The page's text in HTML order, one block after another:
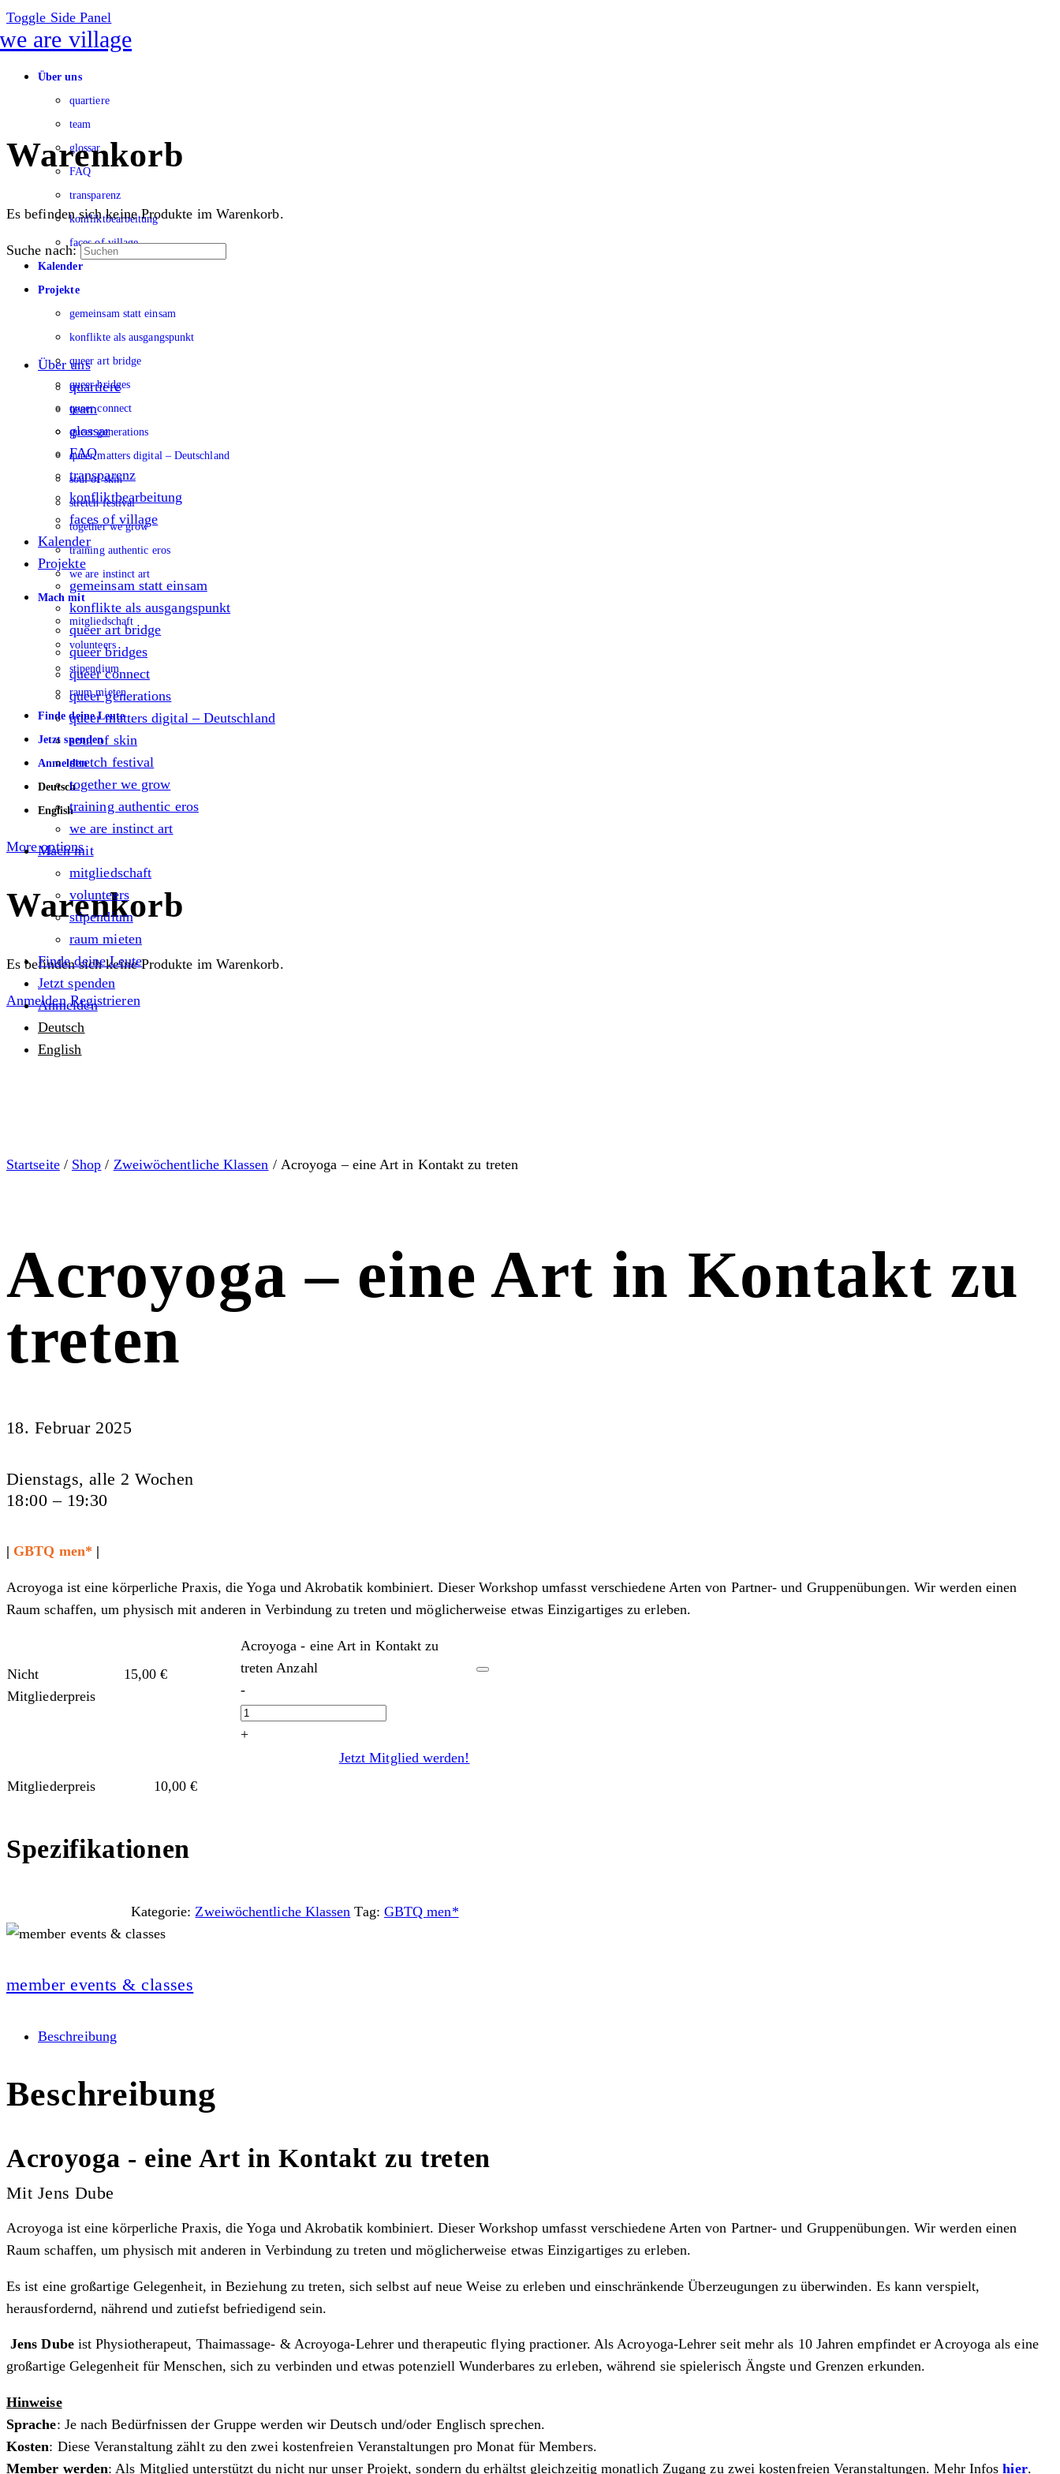
Toggle Side Panel
Über uns
quartiere
team
glossar
FAQ
transparenz
konfliktbearbeitung
faces of village
Kalender
Projekte
gemeinsam statt einsam
konflikte als ausgangspunkt
queer art bridge
queer bridges
queer connect
queer generations
queer matters digital – Deutschland
soul of skin
stretch festival
together we grow
training authentic eros
we are instinct art
Mach mit
mitgliedschaft
volunteers
stipendium
raum mieten
Finde deine Leute
Jetzt spenden
Anmelden
Deutsch
English
More options
Warenkorb
Es befinden sich keine Produkte im Warenkorb.
Anmelden Registrieren
Warenkorb
Es befinden sich keine Produkte im Warenkorb.
Suche nach:
Über uns
quartiere
team
glossar
FAQ
transparenz
konfliktbearbeitung
faces of village
Kalender
Projekte
gemeinsam statt einsam
konflikte als ausgangspunkt
queer art bridge
queer bridges
queer connect
queer generations
queer matters digital – Deutschland
soul of skin
stretch festival
together we grow
training authentic eros
we are instinct art
Mach mit
mitgliedschaft
volunteers
stipendium
raum mieten
Finde deine Leute
Jetzt spenden
Anmelden
Deutsch
English
Startseite/ Shop / Zweiwöchentliche Klassen / Acroyoga – eine Art in Kontakt zu treten
Acroyoga – eine Art in Kontakt zu
treten
18. Februar 2025
Dienstags, alle 2 Wochen
18:00 – 19:30
| GBTQ men* |
Acroyoga ist eine körperliche Praxis, die Yoga und Akrobatik kombiniert. Dieser Workshop umfasst verschiedene Arten von Partner- und Gruppenübungen. Wir werden einen
Raum schaffen, um physisch mit anderen in Verbindung zu treten und möglicherweise etwas Einzigartiges zu erleben.
Nicht
Mitgliederpreis
15,00€
Acroyoga - eine Art in Kontakt zu
treten Anzahl
-
+
Mitgliederpreis 10,00€
Jetzt Mitglied werden!
Spezifikationen
Kategorie: Zweiwöchentliche Klassen Tag: GBTQ men*
member events & classes
Beschreibung
Beschreibung
Acroyoga - eine Art in Kontakt zu treten
Mit Jens Dube
Acroyoga ist eine körperliche Praxis, die Yoga und Akrobatik kombiniert. Dieser Workshop umfasst verschiedene Arten von Partner- und Gruppenübungen. Wir werden einen
Raum schaffen, um physisch mit anderen in Verbindung zu treten und möglicherweise etwas Einzigartiges zu erleben.
Es ist eine großartige Gelegenheit, in Beziehung zu treten, sich selbst auf neue Weise zu erleben und einschränkende Überzeugungen zu überwinden. Es kann verspielt,
herausfordernd, nährend und zutiefst befriedigend sein.
Jens Dubeist Physiotherapeut, Thaimassage- & Acroyoga-Lehrer und therapeutic flying practioner. Als Acroyoga-Lehrer seit mehr als 10 Jahren empfindet er Acroyoga als eine
großartige Gelegenheit für Menschen, sich zu verbinden und etwas potenziell Wunderbares zu erleben, während sie spielerisch Ängste und Grenzen erkunden.
Hinweise
Sprache: Je nach Bedürfnissen der Gruppe werden wir Deutsch und/oder Englisch sprechen.
Kosten: Diese Veranstaltung zählt zu den zwei kostenfreien Veranstaltungen pro Monat für Members.
Member werden: Als Mitglied unterstützt du nicht nur unser Projekt, sondern du erhältst gleichzeitig monatlich Zugang zu zwei kostenfreien Veranstaltungen. Mehr Infoshier.